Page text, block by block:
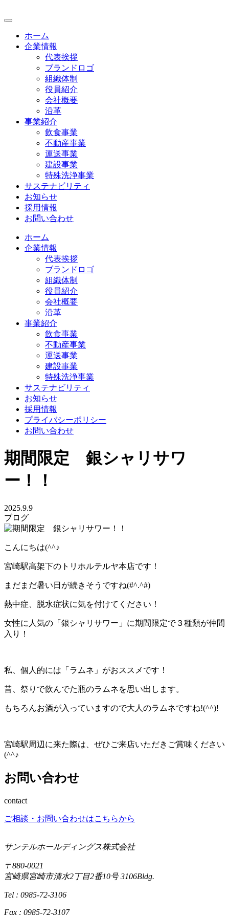
ホーム
企業情報
代表挨拶
ブランドロゴ
組織体制
役員紹介
会社概要
沿革
事業紹介
飲食事業
不動産事業
運送事業
建設事業
特殊洗浄事業
サステナビリティ
お知らせ
採用情報
お問い合わせ
ホーム
企業情報
代表挨拶
ブランドロゴ
組織体制
役員紹介
会社概要
沿革
事業紹介
飲食事業
不動産事業
運送事業
建設事業
特殊洗浄事業
サステナビリティ
お知らせ
採用情報
プライバシーポリシー
お問い合わせ
期間限定 銀シャリサワ
ー！！
2025.9.9
ブログ
こんにちは(^^♪
宮崎駅高架下のトリホルテルヤ本店です！
まだまだ暑い日が続きそうですね(#^.^#)
熱中症、脱水症状に気を付けてください！
女性に人気の「銀シャリサワー」に期間限定で３種類が仲間
入り！
私、個人的には「ラムネ」がおススメです！
昔、祭りで飲んでた瓶のラムネを思い出します。
もちろんお酒が入っていますので大人のラムネですね!(^^)!
宮崎駅周辺に来た際は、ぜひご来店いただきご賞味ください
(^^♪
お問い合わせ
contact
ご相談・お問い合わせはこちらから
サンテルホールディングス株式会社
〒880-0021
宮崎県宮崎市清水2丁目2番10号 3106Bldg.
Tel : 0985-72-3106
Fax : 0985-72-3107